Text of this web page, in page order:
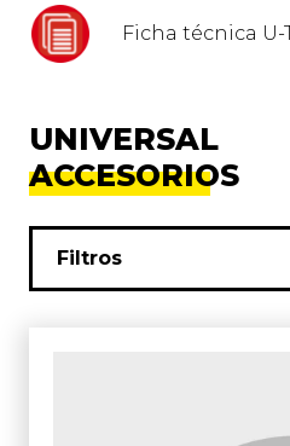
Ficha técnica U-
UNIVERSAL
ACCESORIOS
Filtros